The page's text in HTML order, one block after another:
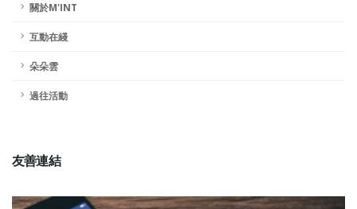
關於M'INT
互動在綫
朵朵雲
過往活動
友善連結